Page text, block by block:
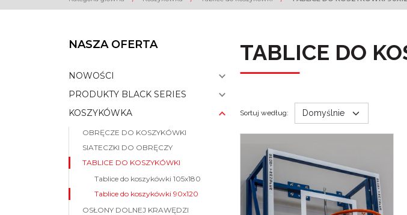
TABLICE DO
Sortuj według:
NASZA OFERTA
NOWOŚCI
PRODUKTY BLACK SERIES
KOSZYKÓWKA
OBRĘCZE DO KOSZYKÓWKI
SIATECZKI DO OBRĘCZY
TABLICE DO KOSZYKÓWKI
Tablice do koszykówki 105x180
Tablice do koszykówki 90x120
OSŁONY DOLNEJ KRAWĘDZI